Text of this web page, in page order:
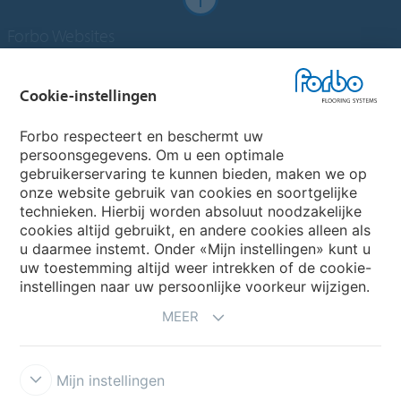
Forbo Flooring Systems
Forbo Movement Systems
Kies een land
Cookie-instellingen
Forbo respecteert en beschermt uw
persoonsgegevens. Om u een optimale
gebruikerservaring te kunnen bieden, maken we op
onze website gebruik van cookies en soortgelijke
technieken. Hierbij worden absoluut noodzakelijke
cookies altijd gebruikt, en andere cookies alleen als
u daarmee instemt. Onder «Mijn instellingen» kunt u
uw toestemming altijd weer intrekken of de cookie-
instellingen naar uw persoonlijke voorkeur wijzigen.
MEER
Mijn instellingen